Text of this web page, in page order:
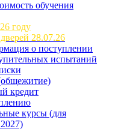
обучения
году
28.07.26
о поступлении
испытаний
кредит
курсы (для